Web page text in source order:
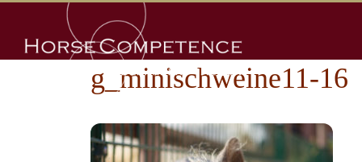
springen
g_minischweine11-16